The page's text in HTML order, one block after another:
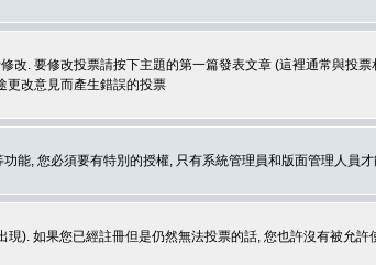
改. 要修改投票請按下主題的第一篇發表文章 (這裡通常與
更改意見而產生錯誤的投票
能, 您必須要有特別的授權, 只有系統管理員和版面管理人員
). 如果您已經註冊但是仍然無法投票的話, 您也許沒有被允許